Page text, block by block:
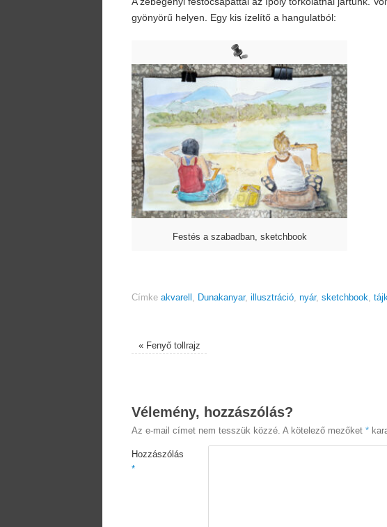
gyönyörű helyen. Egy kis ízelítő a hangulatból:
Festés a szabadban, sketchbook
Címke akvarell , Dunakanyar, illusztráció, nyár, sketchbook,
«Fenyő tollrajz
Vélemény, hozzászólás?
Az e-mail címet nem tesszük közzé. A kötelező mezőket *
Hozzászólás
*